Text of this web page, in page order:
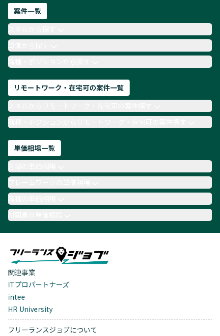
ネットワークエンジニア
AIエンジニア
Webデザイナー
月収100万円 業務委託
COBOL
Ruby
TypeScript
Laravel AWS
案件一覧
単価から探す
職種・ポジションから探す
リモートワーク・在宅可の案件一覧
職種・ポジションからリモートワーク・在宅可の案件探す
単価相場一覧
職種の単価相場
AI関連の単価相場
関連事業
ITプロパートナーズ
intee
HR University
フリーランスジョブについて